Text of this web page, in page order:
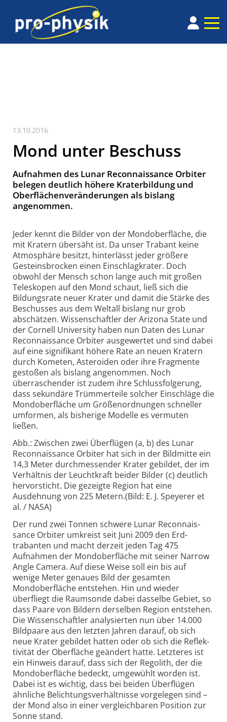
13.10.2016
Mond unter Beschuss
Aufnahmen des Lunar Reconnaissance Orbiter
belegen deutlich höhere Kraterbildung und
Oberflächenveränderungen als bislang
angenommen.
Jeder kennt die Bilder von der Mond­oberfläche, die
mit Kratern übersäht ist. Da unser Trabant keine
Atmosphäre besitzt, hinterlässt jeder größere
Gesteins­brocken einen Einschlagkrater. Doch
obwohl der Mensch schon lange auch mit großen
Teleskopen auf den Mond schaut, ließ sich die
Bildungs­rate neuer Krater und damit die Stärke des
Beschusses aus dem Weltall bislang nur grob
abschätzen. Wissen­schaftler der Arizona State und
der Cornell University haben nun Daten des Lunar
Reconnais­sance Orbiter ausgewertet und sind dabei
auf eine signifikant höhere Rate an neuen Kratern
durch Kometen, Asteroiden oder ihre Fragmente
gestoßen als bislang angenommen. Noch
überraschender ist zudem ihre Schluss­folgerung,
dass sekundäre Trümmer­teile solcher Einschläge die
Mond­oberfläche um Größen­ordnungen schneller
umformen, als bisherige Modelle es vermuten
ließen.
Abb.: Zwischen zwei Überflügen (a, b) des Lunar
Reconnaissance Orbiter hat sich in der Bildmitte ein
14,3 Meter durchmessender Krater gebildet, der im
Verhältnis der Leuchtkraft beider Bilder (c) deutlich
hervorsticht. Die gezeigte Region hat eine
Ausdehnung von 225 Metern.(Bild: E. J. Speyerer et
al. / NASA)
Der rund zwei Tonnen schwere Lunar Reconnais­
sance Orbiter umkreist seit Juni 2009 den Erd­
trabanten und macht derzeit jeden Tag 475
Aufnahmen der Mond­oberfläche mit seiner Narrow
Angle Camera. Auf diese Weise soll ein bis auf
wenige Meter genaues Bild der gesamten
Mondober­fläche entstehen. Hin und wieder
überfliegt die Raumsonde dabei dasselbe Gebiet, so
dass Paare von Bildern derselben Region entstehen.
Die Wissen­schaftler analysierten nun über 14.000
Bildpaare aus den letzten Jahren darauf, ob sich
neue Krater gebildet hatten oder ob sich die Reflek­
tivität der Oberfläche geändert hatte. Letzteres ist
ein Hinweis darauf, dass sich der Regolith, der die
Mond­oberfläche bedeckt, umgewühlt worden ist.
Dabei ist es wichtig, dass bei beiden Überflügen
ähnliche Belichtungs­verhältnisse vorgelegen sind –
der Mond also in einer vergleichbaren Position zur
Sonne stand.